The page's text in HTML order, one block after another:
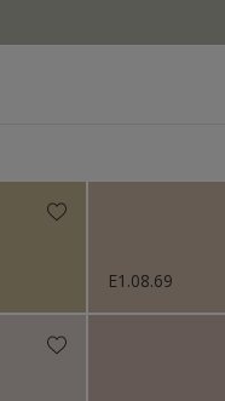
E1.08.69